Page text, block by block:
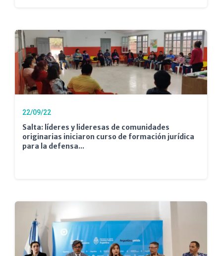
22/09/22
Salta: líderes y lideresas de comunidades
originarias iniciaron curso de formación jurídica
para la defensa...